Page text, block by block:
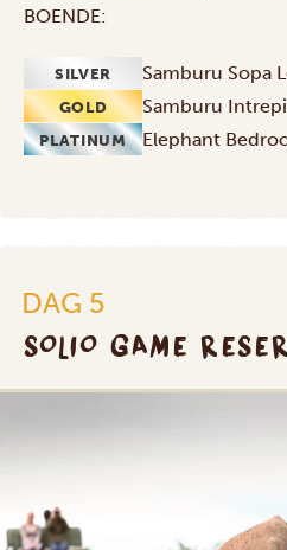
BOENDE:
SILVER Samburu Sopa
GOLD Samburu
PLATINUM Elephant
DAG 5
SOLIO GAME